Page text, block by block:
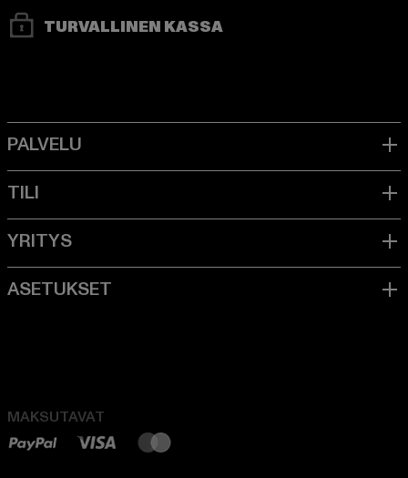
TURVALLINEN KASSA
MAKSUTAVAT